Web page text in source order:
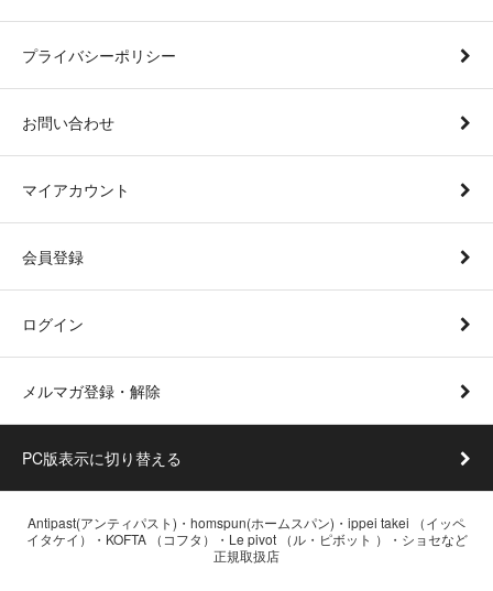
プライバシーポリシー
お問い合わせ
マイアカウント
会員登録
ログイン
メルマガ登録・解除
PC版表示に切り替える
Antipast(アンティパスト)・homspun(ホームスパン)・ippei takei （イッペ
イタケイ）・KOFTA （コフタ）・Le pivot （ル・ピボット ）・ショセなど
正規取扱店